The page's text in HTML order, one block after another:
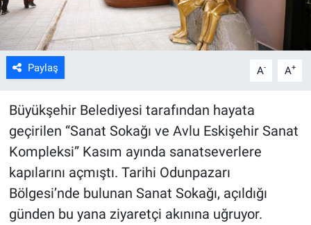
Paylaş A- A+
Büyükşehir Belediyesi tarafından hayata
geçirilen “Sanat Sokağı ve Avlu Eskişehir Sanat
Kompleksi” Kasım ayında sanatseverlere
kapılarını açmıştı. Tarihi Odunpazarı
Bölgesi’nde bulunan Sanat Sokağı, açıldığı
günden bu yana ziyaretçi akınına uğruyor.